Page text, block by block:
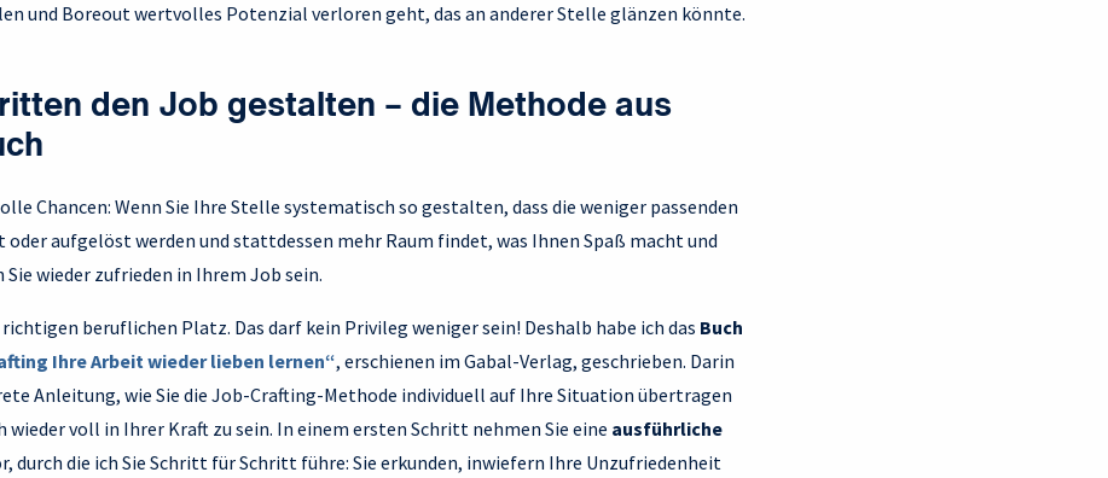
und Boreout wertvolles Potenzial verloren geht, das an anderer Stelle glänzen könnte.
den Job gestalten – die Methode aus
Chancen: Wenn Sie Ihre Stelle systematisch so gestalten, dass die weniger passenden
aufgelöst werden und stattdessen mehr Raum findet, was Ihnen Spaß macht und
wieder zufrieden in Ihrem Job sein.
beruflichen Platz. Das darf kein Privileg weniger sein! Deshalb habe ich das Buch
Ihre Arbeit wieder lieben lernen“, erschienen im Gabal-Verlag, geschrieben. Darin
Anleitung, wie Sie die Job-Crafting-Methode individuell auf Ihre Situation übertragen
wieder voll in Ihrer Kraft zu sein. In einem ersten Schritt nehmen Sie eine ausführliche
durch die ich Sie Schritt für Schritt führe: Sie erkunden, inwiefern Ihre Unzufriedenheit